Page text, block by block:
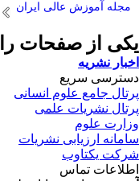
مجله آموزش عالی ایران
یکی از صفحات را
اخبار نشریه
دسترسی سریع
پرتال جامع علوم انسانی
پرتال نشریات علمی
وزارت علوم
سامانه ارزیابی نشریات
شرکت یکتاوب
اطلاعات تماس